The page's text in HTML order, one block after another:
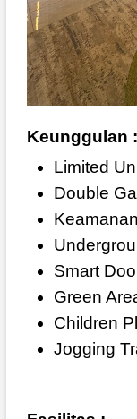
Keunggulan :
Limited
Double
Smart
Green
Children
Jogging